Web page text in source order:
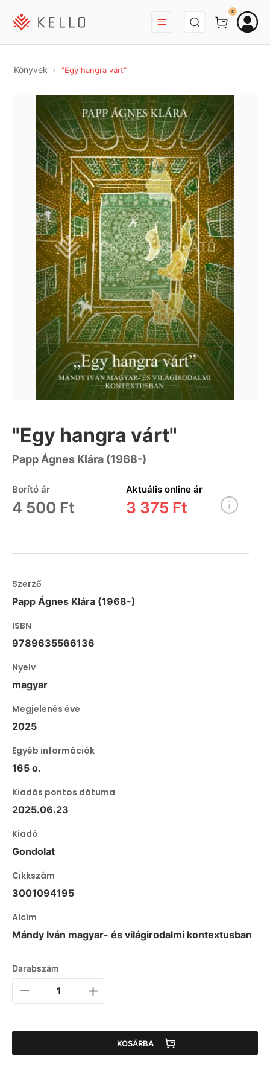
BEJELENTKEZÉS
0
Könyvek "Egy hangra várt"
"Egy hangra várt"
Papp Ágnes Klára (1968-)
Borító ár
4 500 Ft
Aktuális online ár
3 375 Ft
Szerző
Papp Ágnes Klára (1968-)
ISBN
9789635566136
Nyelv
magyar
Megjelenés éve
2025
Egyéb információk
165 o.
Kiadás pontos dátuma
2025.06.23
Kiadó
Gondolat
Cikkszám
3001094195
Alcím
Mándy Iván magyar- és világirodalmi kontextusban
Darabszám
KOSÁRBA